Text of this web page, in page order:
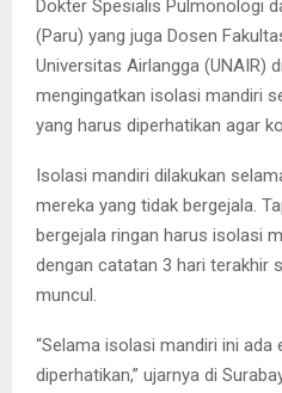
Dokter Spesialis Pulmonologi
(Paru) yang juga Dosen
Universitas Airlangga (UNAIR)
mengingatkan isolasi mandiri
yang harus diperhatikan agar
Isolasi mandiri dilakukan
mereka yang tidak bergejala.
bergejala ringan harus isolasi
dengan catatan 3 hari terakhir
muncul.
“Selama isolasi mandiri ini
diperhatikan,” ujarnya di